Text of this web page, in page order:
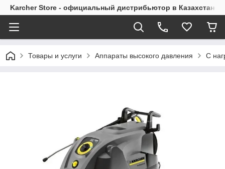
Karcher Store - официальный дистрибьютор в Казахстане
Товары и услуги Аппараты высокого давления С